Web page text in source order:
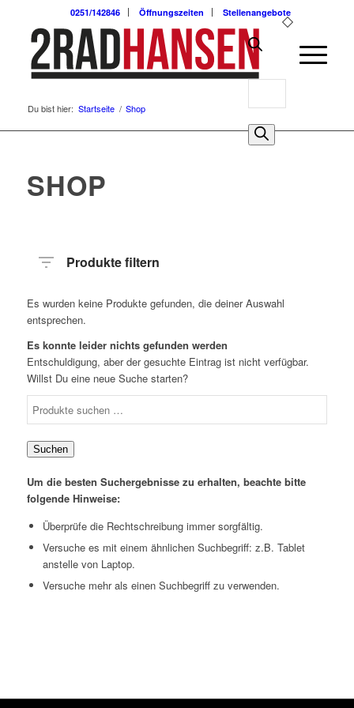
0251/142846 Öffnungszeiten Stellenangebote
0
Du bist hier: Startseite / Shop
SHOP
Produkte filtern
Es wurden keine Produkte gefunden, die deiner Auswahl
entsprechen.
Es konnte leider nichts gefunden werden
Entschuldigung, aber der gesuchte Eintrag ist nicht verfügbar.
Willst Du eine neue Suche starten?
Suchen
Um die besten Suchergebnisse zu erhalten, beachte bitte
folgende Hinweise:
Überprüfe die Rechtschreibung immer sorgfältig.
Versuche es mit einem ähnlichen Suchbegriff: z.B. Tablet
anstelle von Laptop.
Versuche mehr als einen Suchbegriff zu verwenden.